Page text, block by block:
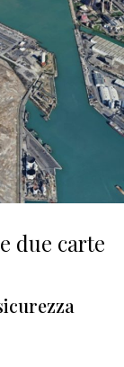
due carte